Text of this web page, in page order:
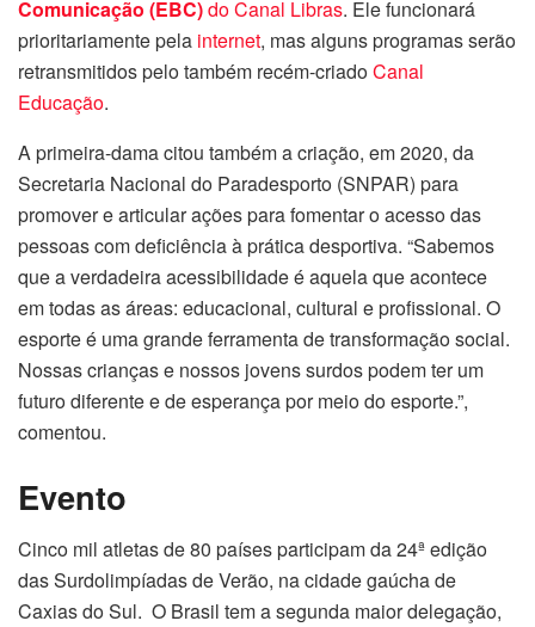
Comunicação (EBC)do Canal Libras. Ele funcionará
prioritariamente pela internet, mas alguns programas serão
retransmitidos pelo também recém-criadoCanal
Educação.
A primeira-dama citou também a criação, em 2020, da
Secretaria Nacional do Paradesporto (SNPAR) para
promover e articular ações para fomentar o acesso das
pessoas com deficiência à prática desportiva. “Sabemos
que a verdadeira acessibilidade é aquela que acontece
em todas as áreas: educacional, cultural e profissional. O
esporte é uma grande ferramenta de transformação social.
Nossas crianças e nossos jovens surdos podem ter um
futuro diferente e de esperança por meio do esporte.”,
comentou.
Evento
Cinco mil atletas de 80 países participam da 24ª edição
das Surdolimpíadas de Verão, na cidade gaúcha de
Caxias do Sul. O Brasil tem a segunda maior delegação,